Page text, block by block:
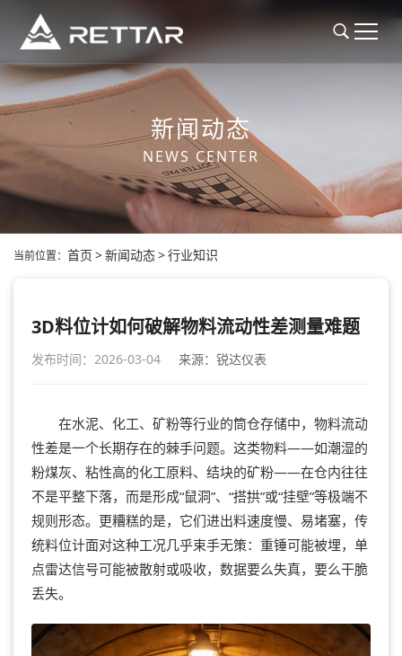
新闻动态
NEWS CENTER
当前位置： 首页 >新闻动态>行业知识
3D料位计如何破解物料流动性差测量难题
发布时间：2026-03-04 来源：锐达仪表
在水泥、化工、矿粉等行业的筒仓存储中，物料流动
性差是一个长期存在的棘手问题。这类物料——如潮湿的
粉煤灰、粘性高的化工原料、结块的矿粉——在仓内往往
不是平整下落，而是形成“鼠洞”、“搭拱”或“挂壁”等极端不
规则形态。更糟糕的是，它们进出料速度慢、易堵塞，传
统料位计面对这种工况几乎束手无策：重锤可能被埋，单
点雷达信号可能被散射或吸收，数据要么失真，要么干脆
丢失。